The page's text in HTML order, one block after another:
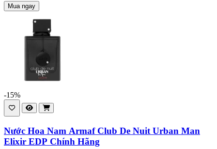
Mua ngay
-15%
Nước Hoa Nam Armaf Club De Nuit Urban Man
Elixir EDP Chính Hãng